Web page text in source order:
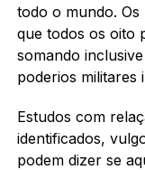
todo o mundo. Os
que todos os oito
somando
poderios militares
Estudos com
identificados,
podem dizer se